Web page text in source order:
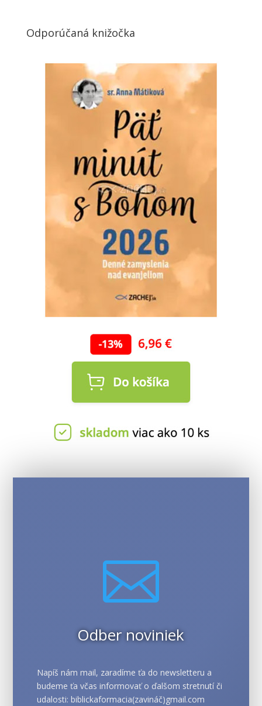
Odporúčaná knižočka

Odber noviniek
Napíš nám mail, zaradíme ťa do newsletteru a
budeme ťa včas informovať o ďalšom stretnutí či
udalosti: biblickaformacia(zavináč)gmail.com